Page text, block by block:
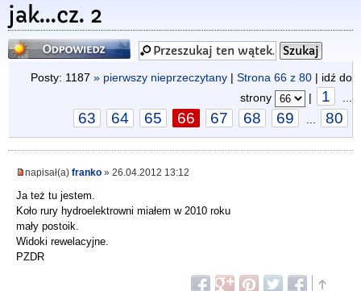
jak...cz. 2
Odpowiedz
Posty: 1187 » pierwszy nieprzeczytany | Strona 66 z 80 | idź do
strony
| 1
63 64 65 66 67 68 69 80
napisał(a) franko » 26.04.2012 13:12
Ja też tu jestem.
Koło rury hydroelektrowni miałem w 2010 roku
mały postoik.
Widoki rewelacyjne.
PZDR